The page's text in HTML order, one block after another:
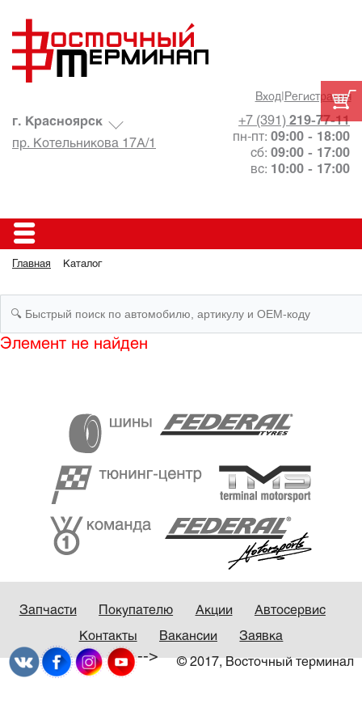
Вход| Регистрация
+7 (391) 219-77-11
пн-пт: 09:00 - 18:00
сб: 09:00 - 17:00
вс: 10:00 - 17:00
г. Красноярск
пр. Котельникова 17А/1
Главная Каталог
Элемент не найден
Запчасти Покупателю Акции Автосервис
Контакты Вакансии Заявка
© 2017, Восточный терминал
-->